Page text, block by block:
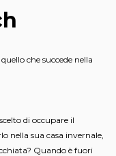
che succede nella
di occupare il
nella sua casa invernale,
Quando è fuori